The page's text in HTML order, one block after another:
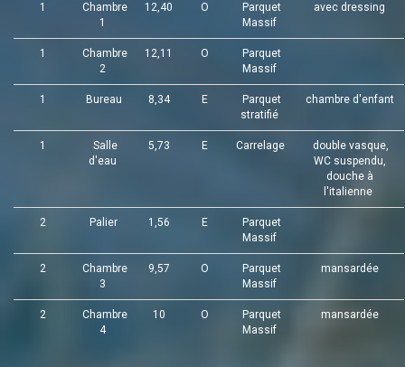
1
Chambre
1
12,40 O
Parquet
Massif
avec dressing
1
Chambre
2
12,11 O
Parquet
Massif
1 Bureau 8,34 E
Parquet
stratifié
chambre d'enfant
1
Salle
d'eau
5,73 E Carrelage
double vasque,
WC suspendu,
douche à
l'italienne
2 Palier 1,56 E
Parquet
Massif
2
Chambre
3
9,57 O
Parquet
Massif
mansardée
2
Chambre
4
10 O
Parquet
Massif
mansardée